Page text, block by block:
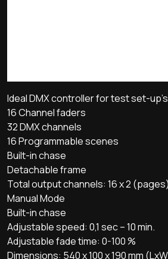
Ideal DMX controller for test set-
16 Channel faders
32 DMX channels
16 Programmable scenes
Built-in chase
Detachable frame
Total output channels: 16 x 2 (pages)
Manual Mode
Built-in chase
Adjustable speed: 0,1 sec – 10 min.
Adjustable fade time: 0-100 %
Dimensions: 540 x 100 x 190 mm